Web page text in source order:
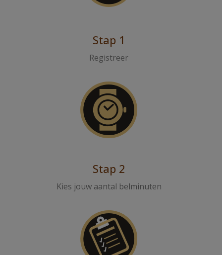
Stap 1
Registreer
Stap 2
Kies jouw aantal belminuten